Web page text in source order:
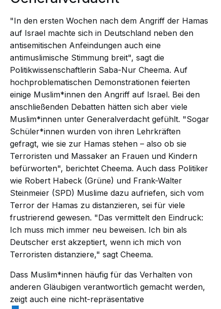
"In den ersten Wochen nach dem Angriff der Hamas
auf Israel machte sich in Deutschland neben den
antisemitischen Anfeindungen auch eine
antimuslimische Stimmung breit", sagt die
Politikwissenschaftlerin Saba-Nur Cheema. Auf
hochproblematischen Demonstrationen feierten
einige Muslim*innen den Angriff auf Israel. Bei den
anschließenden Debatten hätten sich aber viele
Muslim*innen unter Generalverdacht gefühlt. "Sogar
Schüler*innen wurden von ihren Lehrkräften
gefragt, wie sie zur Hamas stehen – also ob sie
Terroristen und Massaker an Frauen und Kindern
befürworten", berichtet Cheema. Auch dass Politiker
wie Robert Habeck (Grüne) und Frank-Walter
Steinmeier (SPD) Muslime dazu aufriefen, sich vom
Terror der Hamas zu distanzieren, sei für viele
frustrierend gewesen. "Das vermittelt den Eindruck:
Ich muss mich immer neu beweisen. Ich bin als
Deutscher erst akzeptiert, wenn ich mich von
Terroristen distanziere," sagt Cheema.
Dass Muslim*innen häufig für das Verhalten von
anderen Gläubigen verantwortlich gemacht werden,
zeigt auch eine nicht-repräsentative